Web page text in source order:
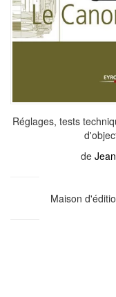
Réglages, tests
de
Maison